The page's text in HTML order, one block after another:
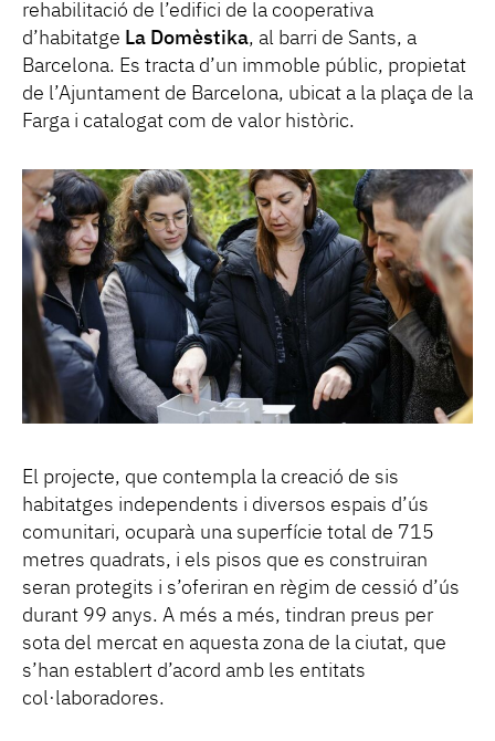
rehabilitació de l’edifici de la cooperativa
d’habitatge La Domèstika, al barri de Sants, a
Barcelona. Es tracta d’un immoble públic, propietat
de l’Ajuntament de Barcelona, ubicat a la plaça de la
Farga i catalogat com de valor històric.
El projecte, que contempla la creació de sis
habitatges independents i diversos espais d’ús
comunitari, ocuparà una superfície total de 715
metres quadrats, i els pisos que es construiran
seran protegits i s’oferiran en règim de cessió d’ús
durant 99 anys. A més a més, tindran preus per
sota del mercat en aquesta zona de la ciutat, que
s’han establert d’acord amb les entitats
col·laboradores.